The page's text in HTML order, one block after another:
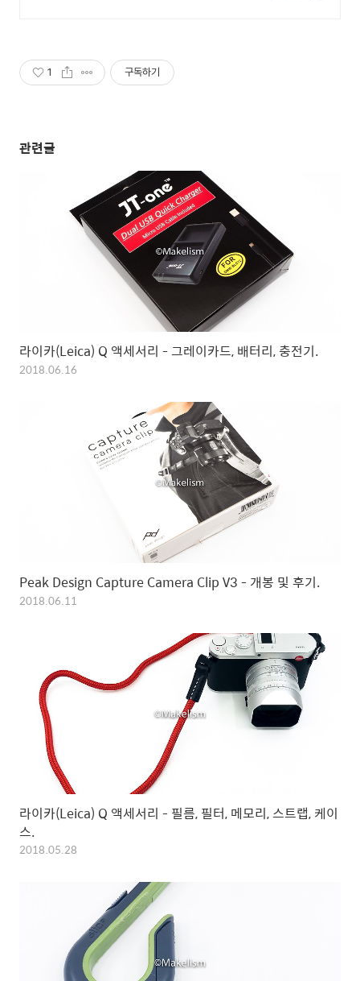
1 구독하기
관련글
라이카(Leica) Q 액세서리 - 그레이카드, 배터리, 충전기.
2018.06.16
Peak Design Capture Camera Clip V3 - 개봉 및 후기.
2018.06.11
라이카(Leica) Q 액세서리 - 필름, 필터, 메모리, 스트랩, 케이
스.
2018.05.28